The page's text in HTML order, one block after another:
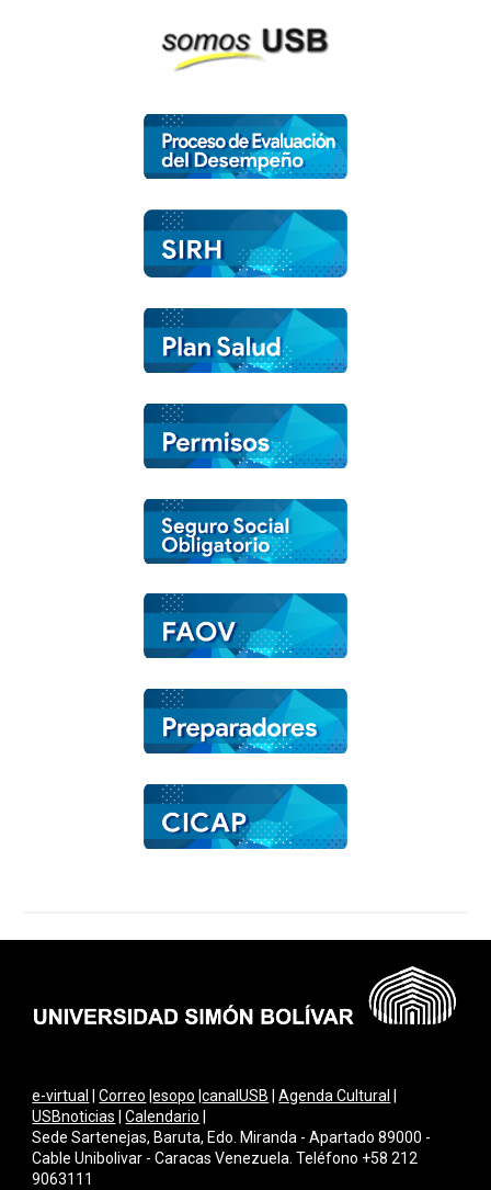
e-virtual |Correo |esopo |canalUSB |Agenda Cultural
USBnoticias |Calendario
Sede Sartenejas, Baruta, Edo. Miranda - Apartado 89000 -
Cable Unibolivar - Caracas Venezuela. Teléfono +58 212
9063111